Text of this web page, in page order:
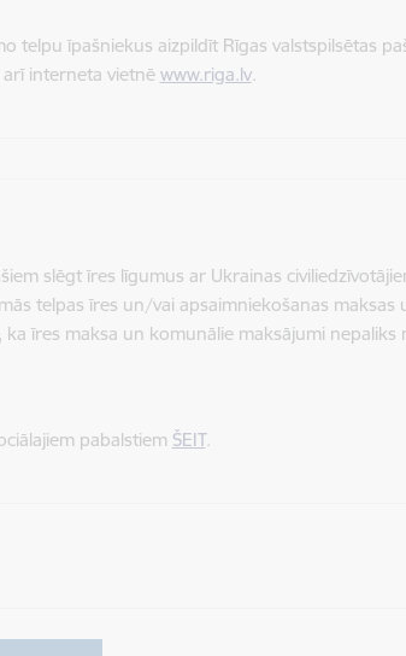
telpu īpašniekus aizpildīt Rīgas valstspilsētas
interneta vietnē www.riga.lv.
slēgt īres līgumus ar Ukrainas
telpas īres un/vai apsaimniekošanas
īres maksa un komunālie maksājumi nepaliks
pabalstiem ŠEIT.